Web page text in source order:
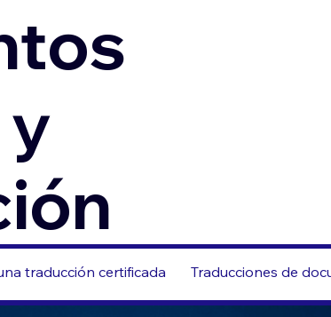
traducción certificada Traducciones de